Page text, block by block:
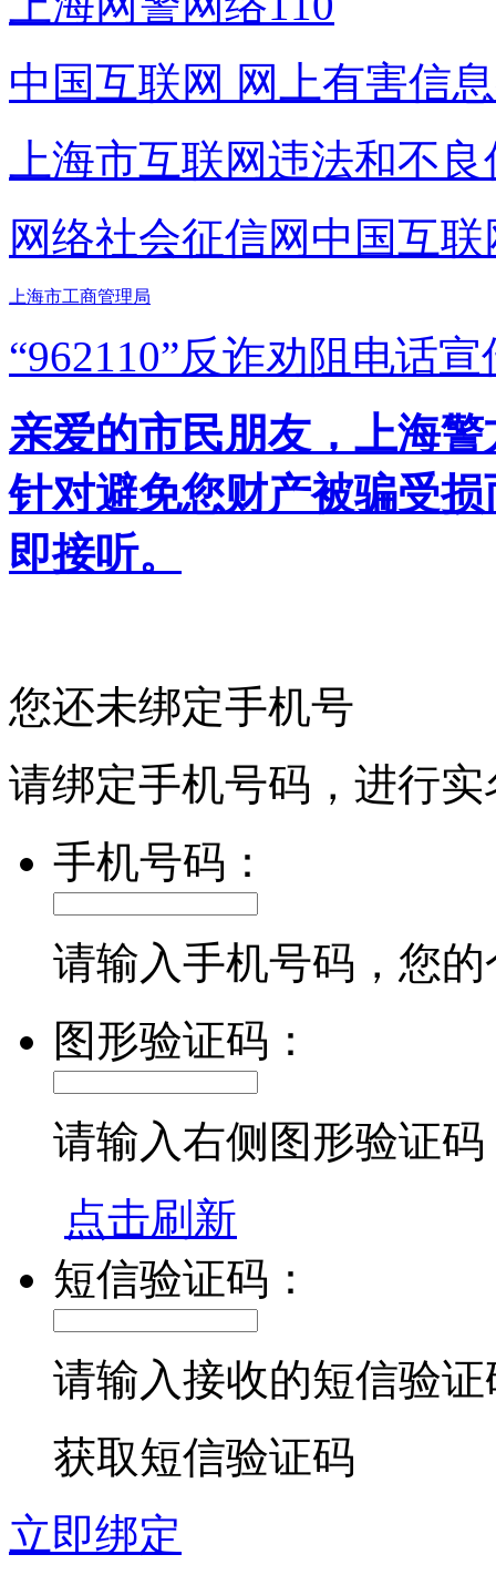
中国互联网 网上有害信
上海市互联网违法和不
网络社会征信网 中国互
上海市工商管理局
“962110”反诈劝阻电话宣
亲爱的市民朋友，上海
针对避免您财产被骗受
即接听。
您还未绑定手机号
请绑定手机号码，进行
手机号码：
请输入手机号码，您
图形验证码：
请输入右侧图形验证码
点击刷新
短信验证码：
请输入接收的短信验证
获取短信验证码
立即绑定